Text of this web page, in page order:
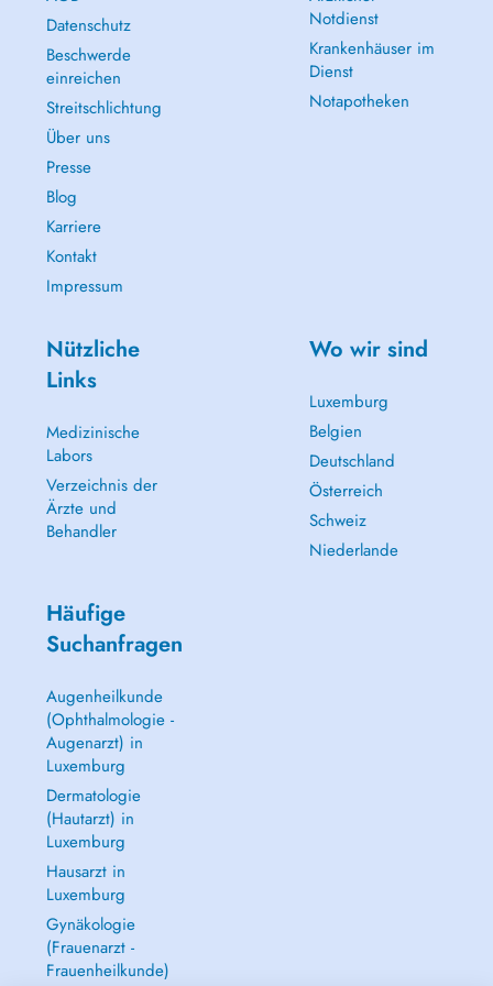
Datenschutz
Beschwerde
einreichen
Streitschlichtung
Über uns
Presse
Blog
Karriere
Kontakt
Impressum
Notdienst
Krankenhäuser im
Dienst
Notapotheken
Nützliche
Links
Medizinische
Labors
Verzeichnis der
Ärzte und
Behandler
Wo wir sind
Luxemburg
Belgien
Deutschland
Österreich
Schweiz
Niederlande
Häufige
Suchanfragen
Augenheilkunde
(Ophthalmologie -
Augenarzt) in
Luxemburg
Dermatologie
(Hautarzt) in
Luxemburg
Hausarzt in
Luxemburg
Gynäkologie
(Frauenarzt -
Frauenheilkunde)